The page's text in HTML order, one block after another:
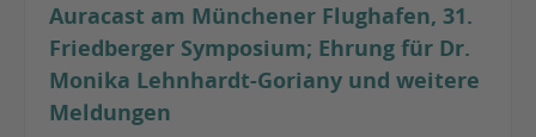
Auracast am Münchener Flughafen, 31.
Friedberger Symposium; Ehrung für Dr.
Monika Lehnhardt-Goriany und weitere
Meldungen